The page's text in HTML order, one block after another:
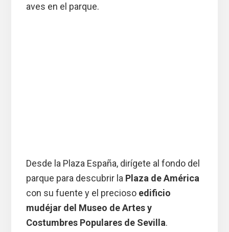
aves en el parque.
Desde la Plaza España, dirígete al fondo del
parque para descubrir la Plaza de América
con su fuente y el precioso edificio
mudéjar del Museo de Artes y
Costumbres Populares de Sevilla.